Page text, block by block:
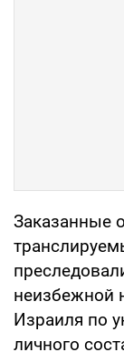
Заказанные
неизбежной
Израиля по
личного